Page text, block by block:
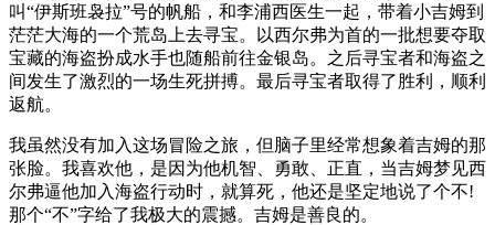
叫“伊斯班袅拉”号的帆船，和李浦西医生一起，带着小吉姆到
茫茫大海的一个荒岛上去寻宝。以西尔弗为首的一批想要夺取
宝藏的海盗扮成水手也随船前往金银岛。之后寻宝者和海盗之
间发生了激烈的一场生死拼搏。最后寻宝者取得了胜利，顺利
返航。
我虽然没有加入这场冒险之旅，但脑子里经常想象着吉姆的那
张脸。我喜欢他，是因为他机智、勇敢、正直，当吉姆梦见西
尔弗逼他加入海盗行动时，就算死，他还是坚定地说了个不!
那个“不”字给了我极大的震撼。吉姆是善良的。